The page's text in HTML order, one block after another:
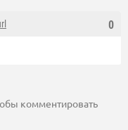
0
комментировать